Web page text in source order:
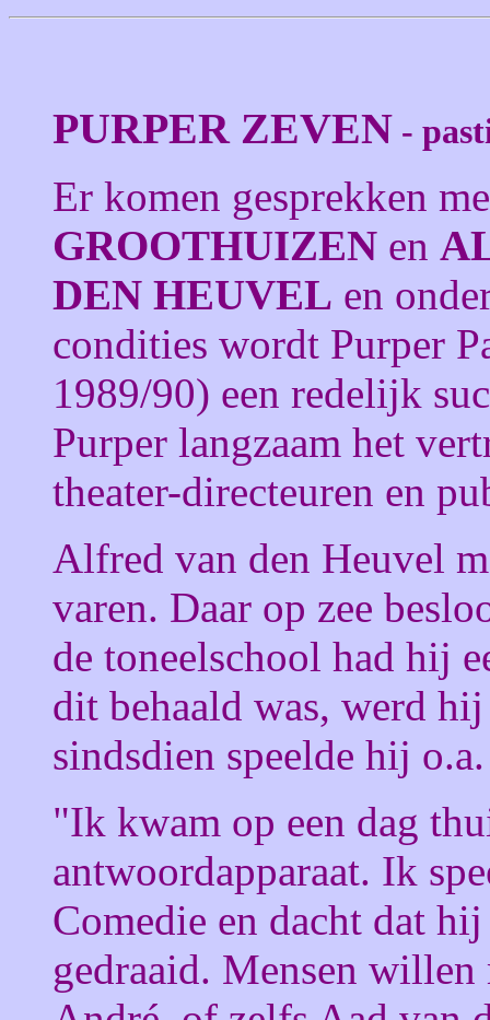
PURPER ZEVEN -
Er komen gesprekken
GROOTHUIZEN en
DEN HEUVEL en
condities wordt Purper
1989/90) een redelijk
Purper langzaam het
theater-directeuren en
Alfred van den Heuvel
varen. Daar op zee
de toneelschool had hij
dit behaald was, werd
sindsdien speelde hij
"Ik kwam op een dag
antwoordapparaat. Ik
Comedie en dacht dat
gedraaid. Mensen